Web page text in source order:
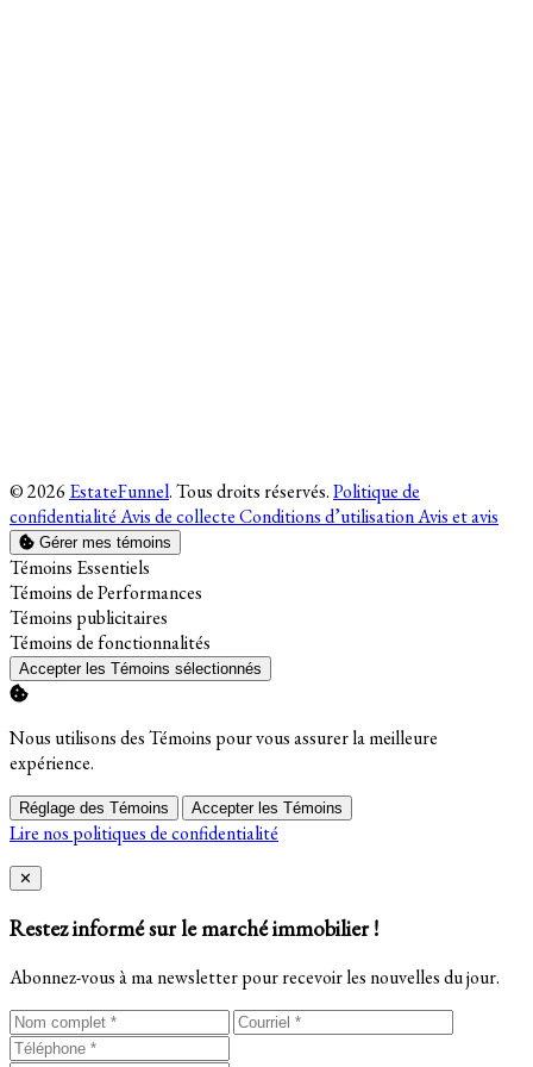
© 2026 EstateFunnel. Tous droits réservés.Politique de
confidentialitéAvis de collecteConditions d’utilisationAvis et avis
Gérer mes témoins
Activer
Témoins Essentiels
Activer
Témoins de Performances
Activer
Témoins publicitaires
Activer
Témoins de fonctionnalités
Accepter les Témoins sélectionnés
Nous utilisons des Témoins pour vous assurer la meilleure
expérience.
Réglage des Témoins Accepter les Témoins
Lire nos politiques de confidentialité
Close
✕
Restez informé sur le marché immobilier !
Abonnez-vous à ma newsletter pour recevoir les nouvelles du jour.